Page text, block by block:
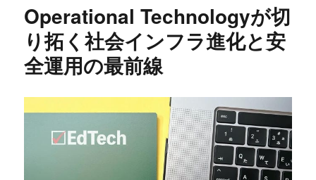
Operational Technologyが切
り拓く社会インフラ進化と安
全運用の最前線